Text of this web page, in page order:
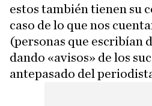
estos también tienen su
caso de lo que nos
(personas que escribían
dando «avisos» de los
antepasado del